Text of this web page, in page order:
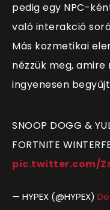
pedig egy NPC-
való interakció
Más kozmetikai
nézzük meg,
ingyenesen
SNOOP DOGG &
FORTNITE
pic.twitter.com/
— HYPEX (@HYPEX)